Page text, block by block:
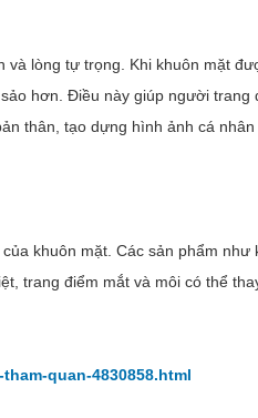
lòng tự trọng. Khi khuôn mặt
hơn. Điều này giúp người
thân, tạo dựng hình ảnh cá nhân
khuôn mặt. Các sản phẩm
trang điểm mắt và môi có thể
quan-4830858.html